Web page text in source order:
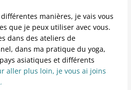
manières, je vais vous
que je peux utiliser avec vous.
dans des ateliers de
dans ma pratique du yoga,
asiatiques et différents
aller plus loin, je vous ai joins